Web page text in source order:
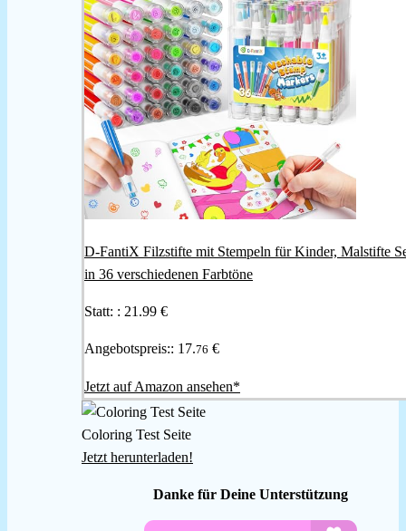
D-FantiX Filzstifte mit Stempeln für Kinder, Malstifte
in 36 verschiedenen Farbtöne
Statt: : 21.99 €
Angebotspreis:: 17.76 €
Jetzt auf Amazon ansehen*
Coloring Test Seite
Jetzt herunterladen!
Danke für Deine Unterstützung